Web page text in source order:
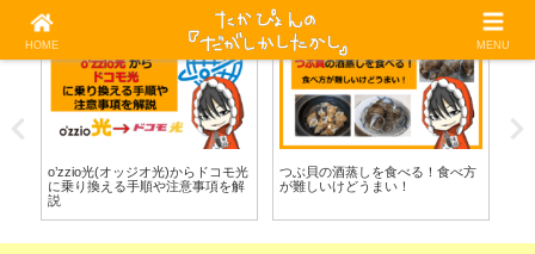
光回線
o’zzio光(オッジオ光)からドコモ光
に乗り換える手順や注意事項を解
説
料理/食べる
つぶ貝の酒蒸しを食べる！食べ方
が難しいけどうまい！
HOME MENU